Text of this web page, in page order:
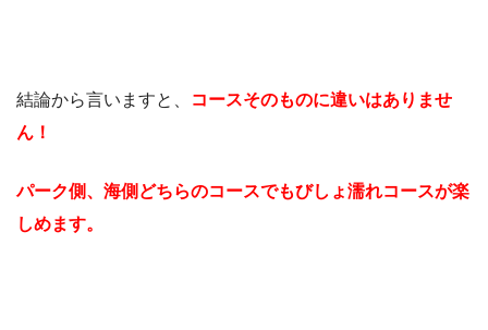
結論から言いますと、
コースそのものに違いはありませ
ん！
パーク側、海側どちらのコースでもびしょ濡れコースが楽
しめます。